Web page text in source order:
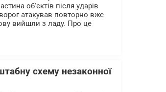
об'єктів після ударів
атакував повторно вже
вийшли з ладу. Про це
схему незаконної